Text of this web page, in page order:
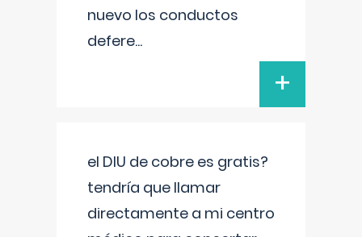
nuevo los conductos
defere...
+
el DIU de cobre es gratis?
tendría que llamar
directamente a mi centro